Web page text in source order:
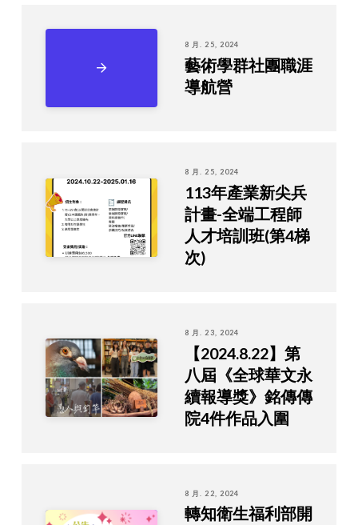
8 月. 25, 2024
藝術學群社團職涯
導航營
8 月. 25, 2024
113年產業新尖兵
計畫-全端工程師
人才培訓班(第4梯
次)
8 月. 23, 2024
【2024.8.22】第
八屆《全球華文永
續報導獎》銘傳傳
院4件作品入圍
8 月. 22, 2024
轉知衛生福利部開